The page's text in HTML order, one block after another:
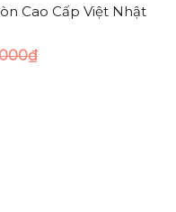
Cao Cấp Việt Nhật
₫